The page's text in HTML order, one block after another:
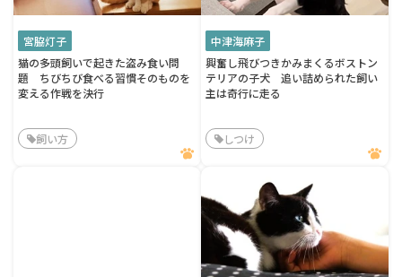
宮脇灯子
猫の多頭飼いで起きた盗み食い問
題 ちびちび食べる習慣そのものを
変える作戦を決行
飼い方
中津海麻子
興奮し飛びつきかみまくるボストン
テリアの子犬 追い詰められた飼い
主は奇行に走る
しつけ